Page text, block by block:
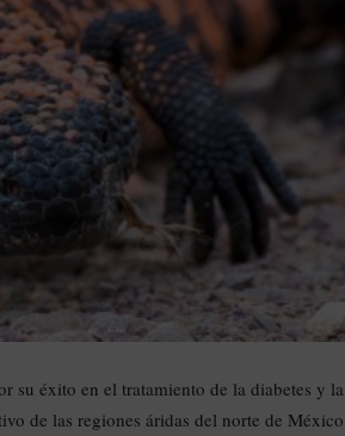
su éxito en el tratamiento de la diabetes y
de las regiones áridas del norte de